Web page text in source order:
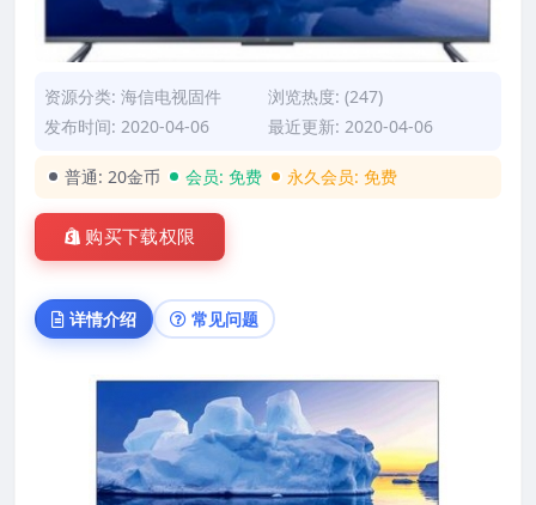
资源分类: 海信电视固件
浏览热度: (247)
发布时间: 2020-04-06
最近更新: 2020-04-06
普通: 20金币 会员: 免费 永久会员: 免费
购买下载权限
详情介绍 常见问题